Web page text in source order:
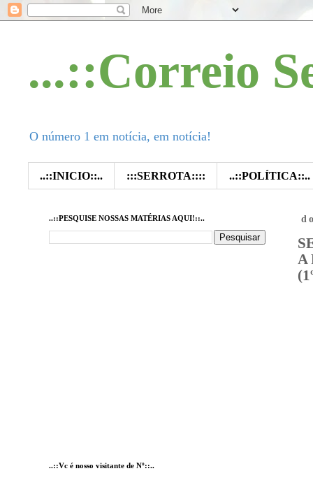
...::Correio
O número 1 em notícia, em notícia!
..::INICIO::.. :::SERROTA:::: ..::POLÍTICA::..
A
..::PESQUISE NOSSAS MATÉRIAS AQUI!::..
..::Vc é nosso visitante de Nº::..